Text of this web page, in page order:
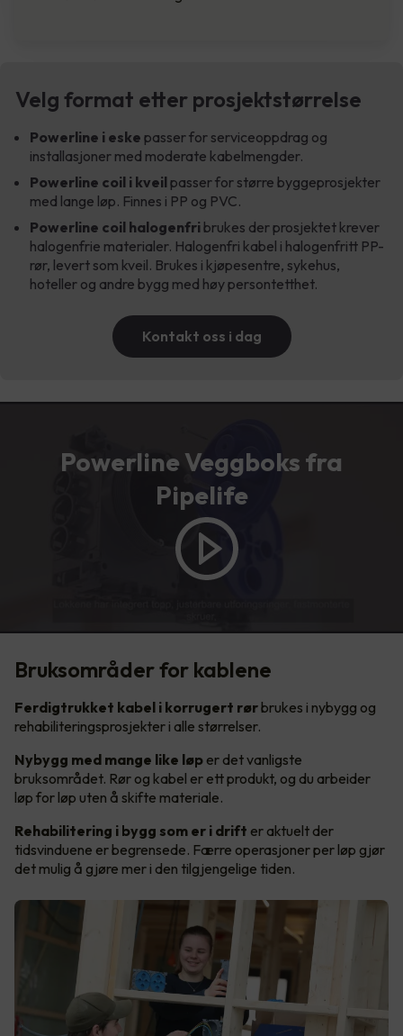
Velg format etter prosjektstørrelse
Powerline i eske passer for serviceoppdrag og
installasjoner med moderate kabelmengder.
Powerline coil i kveilpasser for større byggeprosjekter
med lange løp. Finnes i PP og PVC.
Powerline coil halogenfribrukes der prosjektet krever
halogenfrie materialer. Halogenfri kabel i halogenfritt PP-
rør, levert som kveil. Brukes i kjøpesentre, sykehus,
hoteller og andre bygg med høy persontetthet.
Kontakt oss i dag
Powerline Veggboks fra
Pipelife
Bruksområder for kablene
Ferdigtrukket kabel i korrugert rørbrukes i nybygg og
rehabiliteringsprosjekter i alle størrelser.
Nybygg med mange like løp er det vanligste
bruksområdet. Rør og kabel er ett produkt, og du arbeider
løp for løp uten å skifte materiale.
Rehabilitering i bygg som er i drift er aktuelt der
tidsvinduene er begrensede. Færre operasjoner per løp gjør
det mulig å gjøre mer i den tilgjengelige tiden.